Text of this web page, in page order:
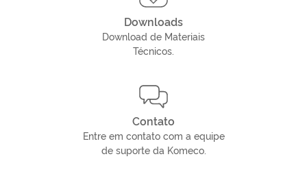
Downloads
Download de Materiais
Técnicos.
Contato
Entre em contato com a equipe
de suporte da Komeco.